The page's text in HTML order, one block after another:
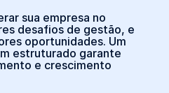
sua empresa no
desafios de gestão, e
oportunidades. Um
estruturado garante
e crescimento